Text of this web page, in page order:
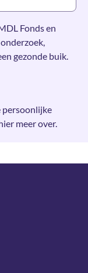
Fonds en
gezonde buik.
persoonlijke
meer over.